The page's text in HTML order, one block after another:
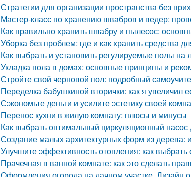
Стратегии для организации пространства без
Мастер-класс по хранению швабров и ведер:
Как правильно хранить швабру и пылесос:
Уборка без проблем: где и как хранить средства
Как выбрать и установить регулируемые полы на
Укладка пола в домах: основные принципы и
Стройте свой черновой пол: подробный
Переделка бабушкиной вторички: как я увеличил
Сэкономьте деньги и усилите эстетику своей
Перенос кухни в жилую комнату: плюсы и минусы
Как выбрать оптимальный циркуляционный насос
Создание малых архитектурных форм из дерева:
Улучшите эффективность отопления: как
Прачечная в ванной комнате: как это сделать